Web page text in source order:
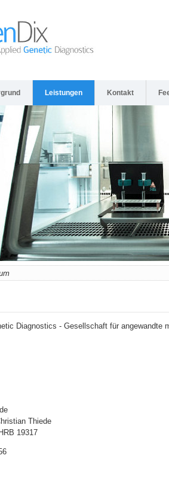
Leistungen Kontakt
Diagnostics - Gesellschaft für angewandte
Thiede
19317